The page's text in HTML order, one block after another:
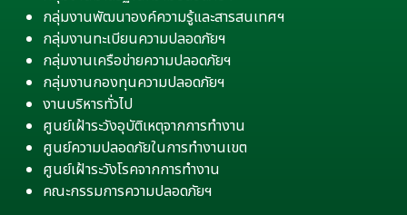
กลุ่มงานพัฒนาองค์ความรู้และสารสนเทศฯ
กลุ่มงานทะเบียนความปลอดภัยฯ
กลุ่มงานเครือข่ายความปลอดภัยฯ
กลุ่มงานกองทุนความปลอดภัยฯ
งานบริหารทั่วไป
ศูนย์เฝ้าระวังอุบัติเหตุจากการทำงาน
ศูนย์ความปลอดภัยในการทำงานเขต
ศูนย์เฝ้าระวังโรคจากการทำงาน
คณะกรรมการความปลอดภัยฯ